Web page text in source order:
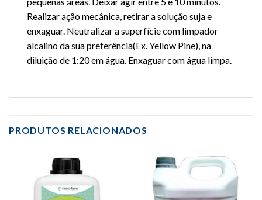
Realizar ação mecânica, retirar a solução suja e
enxaguar. Neutralizar a superfície com limpador
alcalino da sua preferência(Ex. Yellow Pine), na
diluição de 1:20 em água. Enxaguar com água limpa.
PRODUTOS RELACIONADOS